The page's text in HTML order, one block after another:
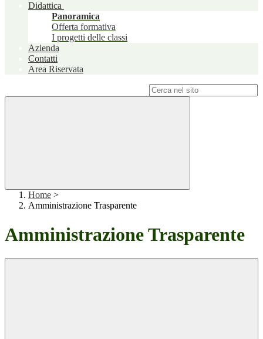
Didattica
Panoramica
Offerta formativa
I progetti delle classi
Azienda
Contatti
Area Riservata
Home >
Amministrazione Trasparente
Amministrazione Trasparente